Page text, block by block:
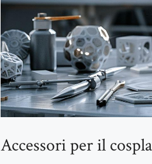
Accessori per il